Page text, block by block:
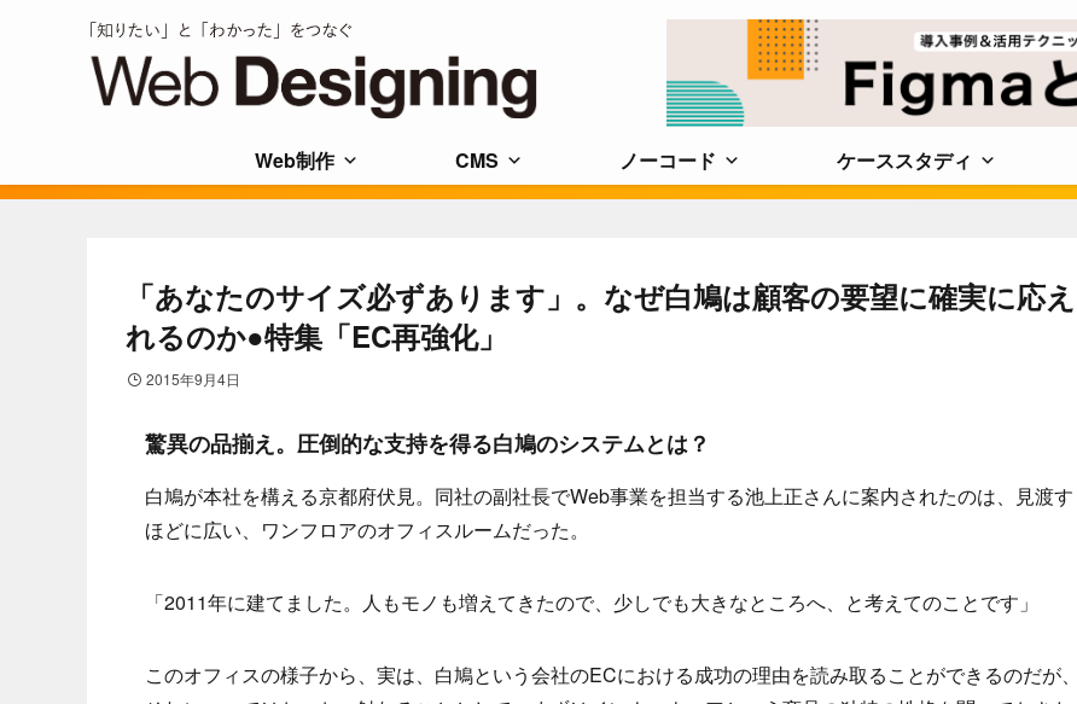
Web制作 CMS ノーコード ケーススタディ
「あなたのサイズ必ずあります」。なぜ白鳩は顧客の要望に確実に応
れるのか●特集「EC再強化」
2015年9月4日
驚異の品揃え。圧倒的な支持を得る白鳩のシステムとは？
白鳩が本社を構える京都府伏見。同社の副社長でWeb事業を担当する池上正さんに案内されたのは、見渡す
ほどに広い、ワンフロアのオフィスルームだった。
「2011年に建てました。人もモノも増えてきたので、少しでも大きなところへ、と考えてのことです」
このオフィスの様子から、実は、白鳩という会社のECにおける成功の理由を読み取ることができるのだが、